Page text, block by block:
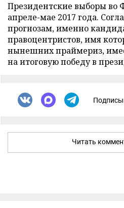
Президентские выборы во
апреле-мае 2017 года.
прогнозам, именно
правоцентристов, имя
нынешних праймериз,
на итоговую победу в
Читать